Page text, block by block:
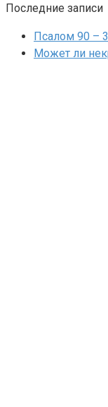
Последние записи
Псалом 90 –
Может ли